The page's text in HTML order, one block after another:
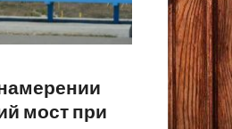
мост при